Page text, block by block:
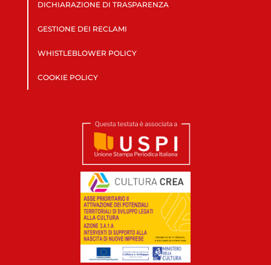
DICHIARAZIONE DI TRASPARENZA
GESTIONE DEI RECLAMI
WHISTLEBLOWER POLICY
COOKIE POLICY